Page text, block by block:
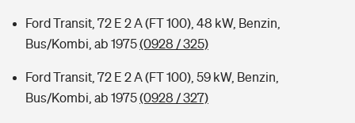
Ford Transit, 72 E 2 A (FT 100), 48 kW, Benzin,
Bus/Kombi, ab 1975(0928 / 325)
Ford Transit, 72 E 2 A (FT 100), 59 kW, Benzin,
Bus/Kombi, ab 1975(0928 / 327)